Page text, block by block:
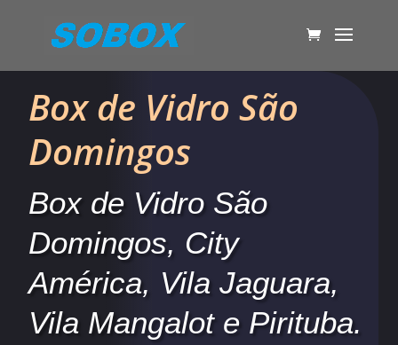
Box de Vidro São
Domingos
Box de Vidro São
Domingos, City
América, Vila Jaguara,
Vila Mangalot e Pirituba.